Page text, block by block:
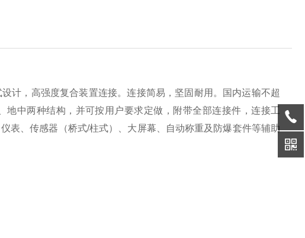
计，高强度复合装置连接。连接简易，坚固耐用。国内运输不超
中两种结构，并可按用户要求定做，附带全部连接件，连接工
表、传感器（桥式/柱式）、大屏幕、自动称重及防爆套件等辅助